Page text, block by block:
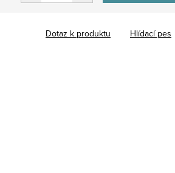
Dotaz k produktu Hlídací pes